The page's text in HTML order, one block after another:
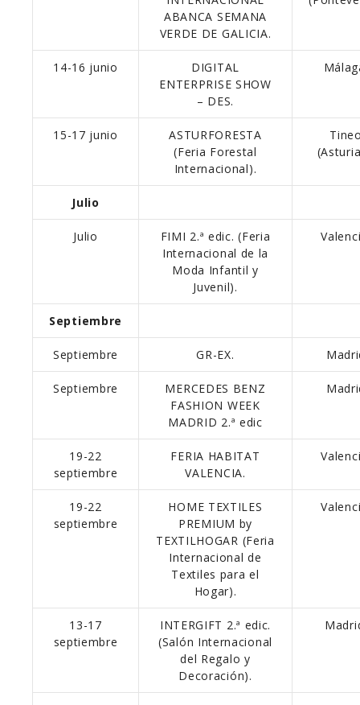
ABANCA SEMANA
VERDE DE GALICIA.
14-16 junio
DIGITAL
ENTERPRISE SHOW
– DES.
15-17 junio
ASTURFORESTA
(Feria Forestal
Internacional).
Julio
Julio
FIMI 2.ª edic. (Feria
Internacional de la
Moda Infantil y
Juvenil).
Septiembre
Septiembre GR-EX.
Septiembre
MERCEDES BENZ
FASHION WEEK
MADRID 2.ª edic
19-22
septiembre
FERIA HABITAT
VALENCIA.
19-22
septiembre
HOME TEXTILES
PREMIUM by
TEXTILHOGAR (Feria
Internacional de
Textiles para el
Hogar).
13-17
septiembre
INTERGIFT 2.ª edic.
(Salón Internacional
del Regalo y
Decoración).